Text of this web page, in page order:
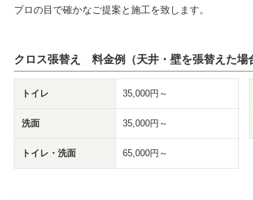
プロの目で確かなご提案と施工を致します。
クロス張替え 料金例（天井・壁を張替えた場
トイレ 35,000円～
洗面 35,000円～
トイレ・洗面 65,000円～